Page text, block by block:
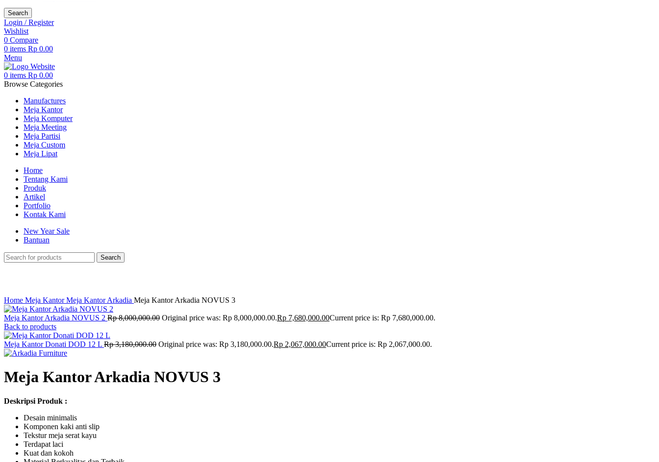
Search
Login / Register
Wishlist
0 Compare
0 items Rp 0.00
Menu
0 items Rp 0.00
Browse Categories
Manufactures
Meja Kantor
Meja Komputer
Meja Meeting
Meja Partisi
Meja Custom
Meja Lipat
Home
Tentang Kami
Produk
Artikel
Portfolio
Kontak Kami
New Year Sale
Bantuan
Search
Home Meja KantorMeja Kantor Arkadia Meja Kantor Arkadia NOVUS 3
Meja Kantor Arkadia NOVUS 2 Rp8,000,000.00 Original price was: Rp 8,000,000.00.Rp 7,680,000.00Current price is: Rp 7,680,000.00.
Back to products
Meja Kantor Donati DOD 12 L Rp3,180,000.00 Original price was: Rp 3,180,000.00.Rp 2,067,000.00Current price is: Rp 2,067,000.00.
Meja Kantor Arkadia NOVUS 3
Deskripsi Produk :
Desain minimalis
Komponen kaki anti slip
Tekstur meja serat kayu
Terdapat laci
Kuat dan kokoh